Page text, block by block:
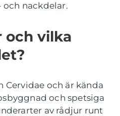
nackdelar.
och vilka
och är kända
och spetsiga
av rådjur runt